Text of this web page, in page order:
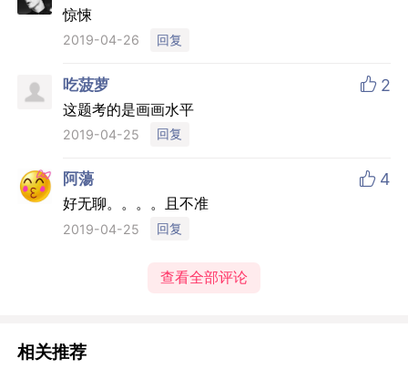
惊悚
2019-04-26 回复
吃菠萝  2
这题考的是画画水平
2019-04-25 回复
阿蕩  4
好无聊。。。。且不准
2019-04-25 回复
查看全部评论
相关推荐